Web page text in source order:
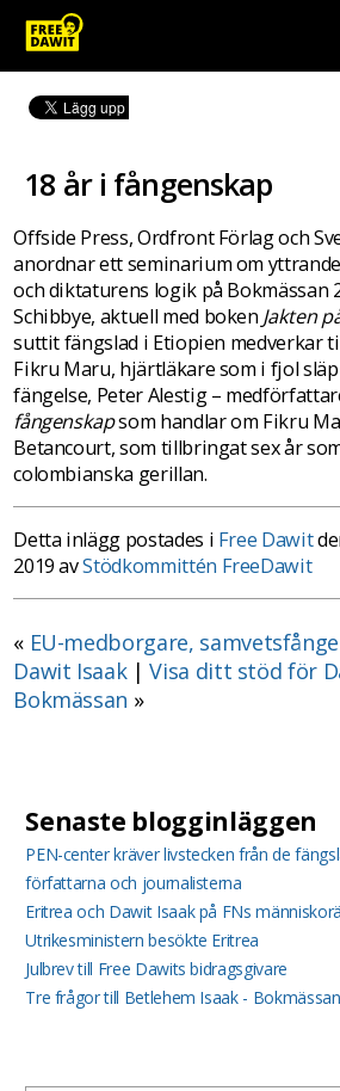
18 år i fångenskap
Offside Press, Ordfront Förlag och
anordnar ett seminarium om
och diktaturens logik på Bokmässan
Schibbye, aktuell med boken Jakten
suttit fängslad i Etiopien medverkar
Fikru Maru, hjärtläkare som i fjol
fängelse, Peter Alestig –
fångenskapsom handlar om Fikru
Betancourt, som tillbringat sex år
colombianska gerillan.
Detta inlägg postades i Free Dawit
2019 avStödkommittén FreeDawit
« EU-medborgare,
Dawit Isaak|Visa ditt stöd för
Bokmässan »
Senaste blogginläggen
PEN-center kräver livstecken från de
författarna och journalisterna
Eritrea och Dawit Isaak på FNs
Utrikesministern besökte Eritrea
Julbrev till Free Dawits bidragsgivare
Tre frågor till Betlehem Isaak -